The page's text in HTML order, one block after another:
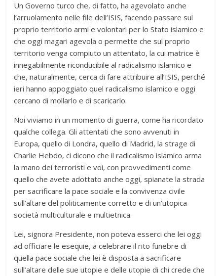
Un Governo turco che, di fatto, ha agevolato anche
l’arruolamento nelle file dell’ISIS, facendo passare sul
proprio territorio armi e volontari per lo Stato islamico e
che oggi magari agevola o permette che sul proprio
territorio venga compiuto un attentato, la cui matrice è
innegabilmente riconducibile al radicalismo islamico e
che, naturalmente, cerca di fare attribuire all’ISIS, perché
ieri hanno appoggiato quel radicalismo islamico e oggi
cercano di mollarlo e di scaricarlo.
Noi viviamo in un momento di guerra, come ha ricordato
qualche collega. Gli attentati che sono avvenuti in
Europa, quello di Londra, quello di Madrid, la strage di
Charlie Hebdo, ci dicono che il radicalismo islamico arma
la mano dei terroristi e voi, con provvedimenti come
quello che avete adottato anche oggi, spianate la strada
per sacrificare la pace sociale e la convivenza civile
sull’altare del politicamente corretto e di un’utopica
società multiculturale e multietnica.
Lei, signora Presidente, non poteva esserci che lei oggi
ad officiare le esequie, a celebrare il rito funebre di
quella pace sociale che lei è disposta a sacrificare
sull’altare delle sue utopie e delle utopie di chi crede che